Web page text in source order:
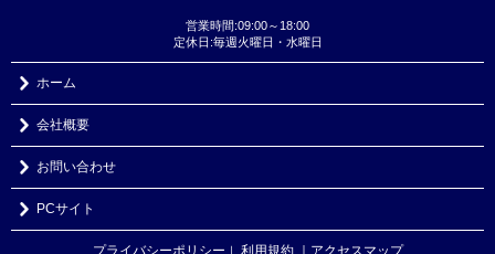
営業時間:09:00～18:00
定休日:毎週火曜日・水曜日
ホーム
会社概要
お問い合わせ
PCサイト
プライバシーポリシー ｜ 利用規約 ｜アクセスマップ